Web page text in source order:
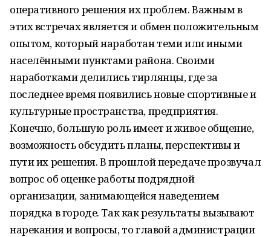
оперативного решения их проблем. Важным в
этих встречах является и обмен положительным
опытом, который наработан теми или иными
населёнными пунктами района. Своими
наработками делились тирлянцы, где за
последнее время появились новые спортивные и
культурные пространства, предприятия.
Конечно, большую роль имеет и живое общение,
возможность обсудить планы, перспективы и
пути их решения. В прошлой передаче прозвучал
вопрос об оценке работы подрядной
организации, занимающейся наведением
порядка в городе. Так как результаты вызывают
нарекания и вопросы, то главой администрации